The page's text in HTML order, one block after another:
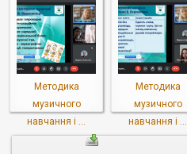
Методика
музичного
навчання і ...
Методика
музичного
навчання і ...